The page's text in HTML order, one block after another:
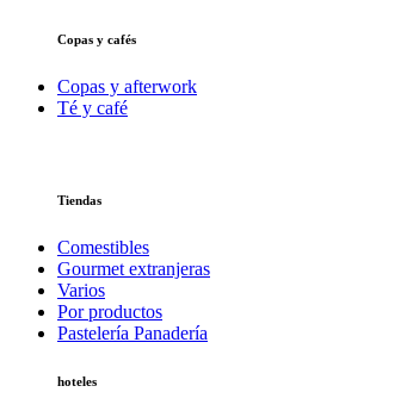
Copas y cafés
Copas y afterwork
Té y café
Tiendas
Comestibles
Gourmet extranjeras
Varios
Por productos
Pastelería Panadería
hoteles